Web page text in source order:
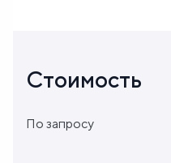
Стоимость
По запросу